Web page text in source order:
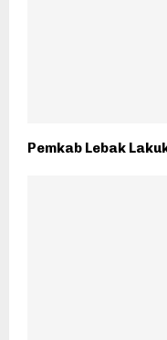
Pemkab Lebak